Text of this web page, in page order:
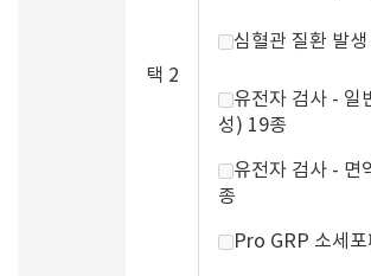
택 2
심혈관 질환 발
유전자 검사 - 일
성) 19종
유전자 검사 - 면
종
Pro GRP 소세